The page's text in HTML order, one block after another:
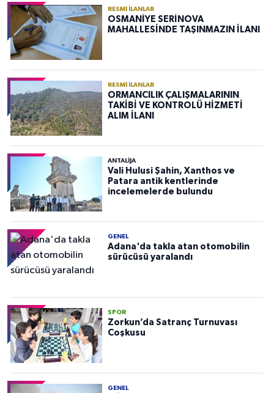
RESMI İLANLAR
OSMANİYE SERİNOVA
MAHALLESİNDE TAŞINMAZIN İLANI
RESMI İLANLAR
ORMANCILIK ÇALIŞMALARININ
TAKİBİ VE KONTROLÜ HİZMETİ
ALIM İLANI
ANTALIJA
Vali Hulusi Şahin, Xanthos ve
Patara antik kentlerinde
incelemelerde bulundu
GENEL
Adana'da takla atan otomobilin
sürücüsü yaralandı
SPOR
Zorkun’da Satranç Turnuvası
Coşkusu
GENEL